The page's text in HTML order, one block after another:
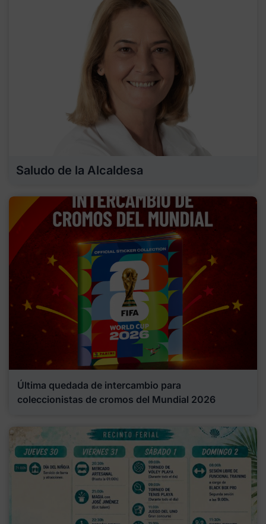
Saludo de la Alcaldesa
Última quedada de intercambio para
coleccionistas de cromos del Mundial 2026